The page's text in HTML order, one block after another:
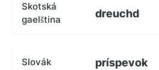
Skotská
gaelština
dreuchd
Slovák príspevok